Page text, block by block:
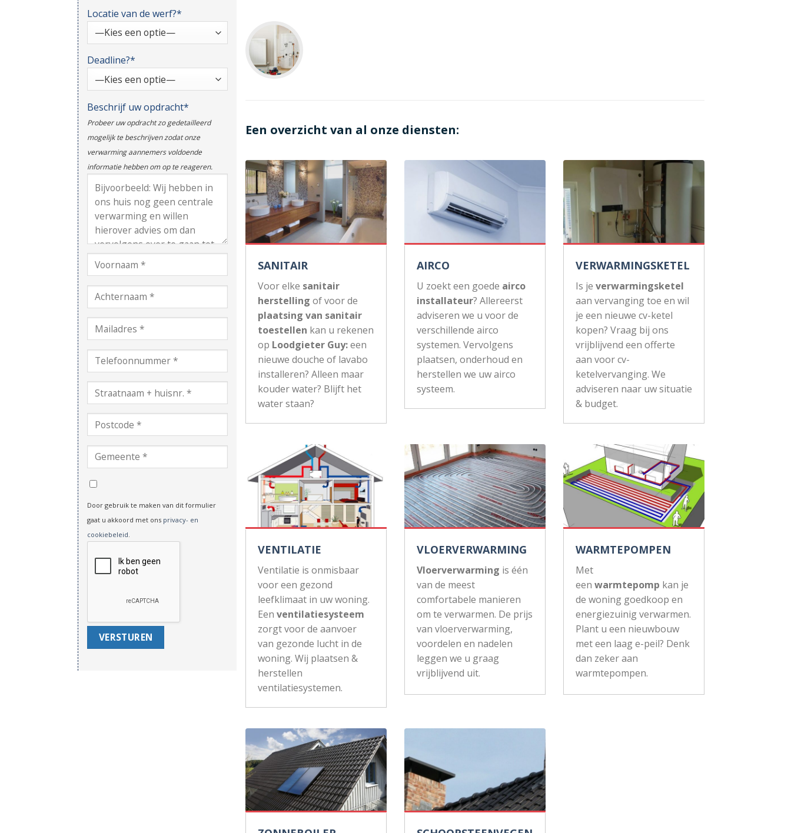
Locatie van de werf?*
Deadline?*
Beschrijf uw opdracht*
Probeer uw opdracht zo gedetailleerd
mogelijk te beschrijven zodat onze
verwarming aannemers voldoende
informatie hebben om op te reageren.
Door gebruik te maken van dit formulier
gaat u akkoord met ons privacy- en
cookiebeleid.
Een overzicht van al onze diensten:
SANITAIR
Voor elke sanitair
herstelling of voor de
plaatsing van sanitair
toestellen kan u rekenen
op Loodgieter Guy:een
nieuwe douche of lavabo
installeren? Alleen maar
kouder water? Blijft het
water staan?
AIRCO
U zoekt een goede airco
installateur? Allereerst
adviseren we u voor de
verschillende airco
systemen. Vervolgens
plaatsen, onderhoud en
herstellen we uw airco
systeem.
VERWARMINGSKETEL
Is je verwarmingsketel
aan vervanging toe en wil
je een nieuwe cv-ketel
kopen? Vraag bij ons
vrijblijvend een offerte
aan voor cv-
ketelvervanging. We
adviseren naar uw situatie
& budget.
VENTILATIE
Ventilatie is onmisbaar
voor een gezond
leefklimaat in uw woning.
Een ventilatiesysteem
zorgt voor de aanvoer
van gezonde lucht in de
woning. Wij plaatsen &
herstellen
ventilatiesystemen.
VLOERVERWARMING
Vloerverwarming is één
van de meest
comfortabele manieren
om te verwarmen. De prijs
van vloerverwarming,
voordelen en nadelen
leggen we u graag
vrijblijvend uit.
WARMTEPOMPEN
Met
een warmtepomp kan je
de woning goedkoop en
energiezuinig verwarmen.
Plant u een nieuwbouw
met een laag e-peil? Denk
dan zeker aan
warmtepompen.